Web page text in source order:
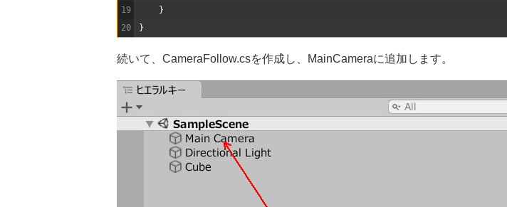
19
20
}
}
続いて、CameraFollow.csを作成し、MainCameraに追加します。